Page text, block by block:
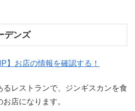
デンズ
】お店の情報を確認する！
るレストランで、ジンギスカンを食
店になります。